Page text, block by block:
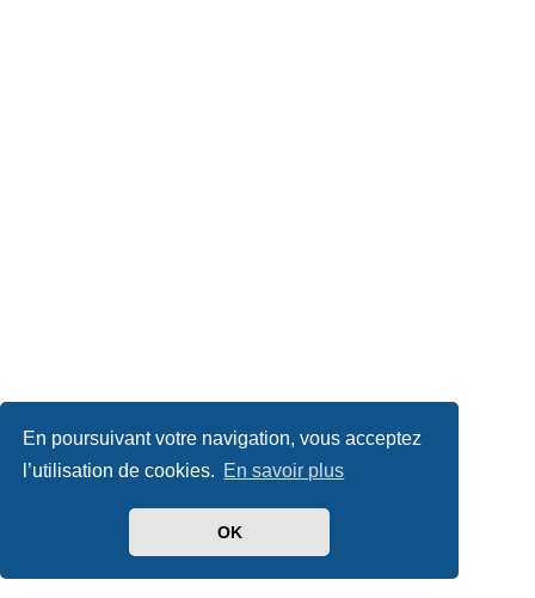
En poursuivant votre navigation, vous acceptez
l’utilisation de cookies. En savoir plus
OK